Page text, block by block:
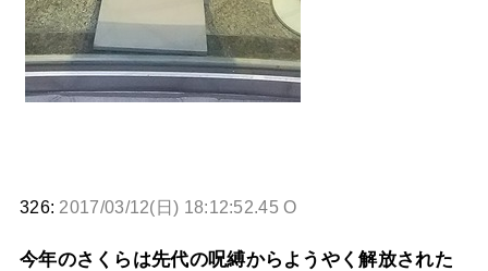
326: 2017/03/12(日) 18:12:52.45 O
今年のさくらは先代の呪縛からようやく解放された